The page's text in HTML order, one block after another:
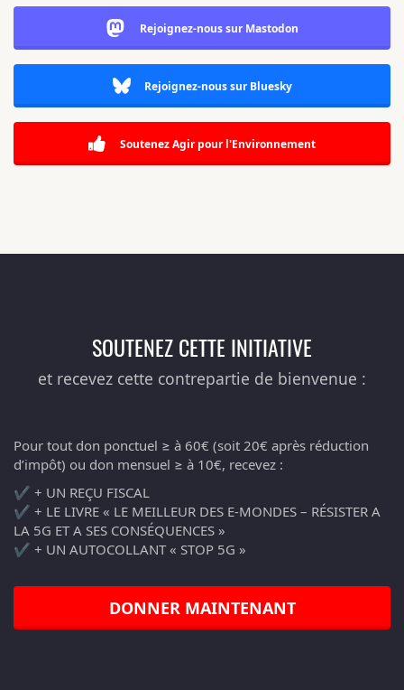
Rejoignez-nous sur Mastodon
Rejoignez-nous sur Bluesky
Soutenez Agir pour l'Environnement
SOUTENEZ CETTE INITIATIVE
et recevez cette contrepartie de bienvenue :
Pour tout don ponctuel ≥ à 60€ (soit 20€ après réduction
d’impôt) ou don mensuel ≥ à 10€, recevez :
✔️ + UN REÇU FISCAL
✔️ + LE LIVRE « LE MEILLEUR DES E-MONDES – RÉSISTER A
LA 5G ET A SES CONSÉQUENCES »
✔️ + UN AUTOCOLLANT « STOP 5G »
DONNER MAINTENANT